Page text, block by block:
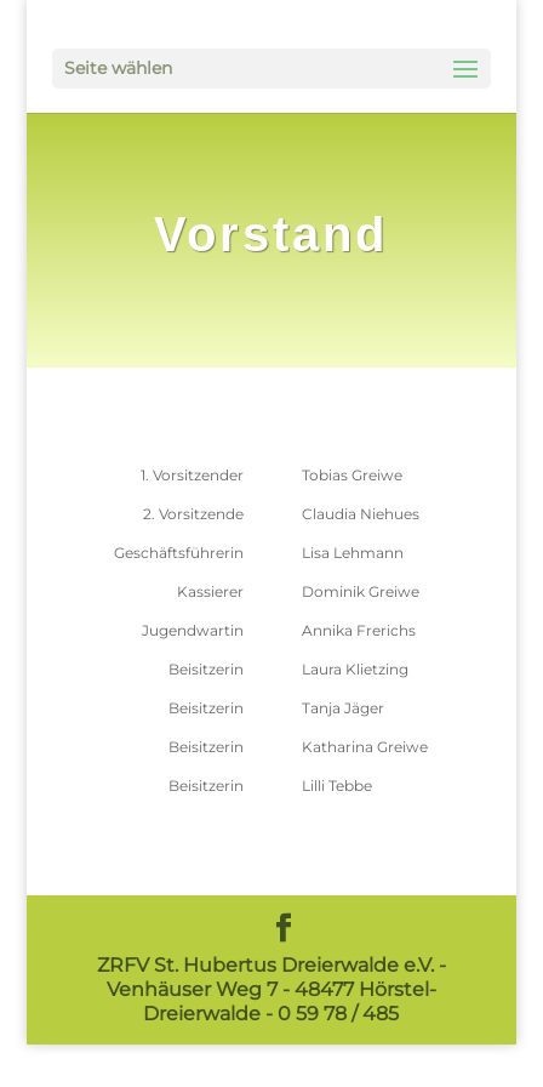
Seite wählen
Vorstand
1. Vorsitzender Tobias Greiwe
2. Vorsitzende Claudia Niehues
Geschäftsführerin Lisa Lehmann
Kassierer Dominik Greiwe
Jugendwartin Annika Frerichs
Beisitzerin Laura Klietzing
Beisitzerin Tanja Jäger
Beisitzerin Katharina Greiwe
Beisitzerin Lilli Tebbe
ZRFV St. Hubertus Dreierwalde e.V. -
Venhäuser Weg 7 - 48477 Hörstel-
Dreierwalde - 0 59 78 / 485